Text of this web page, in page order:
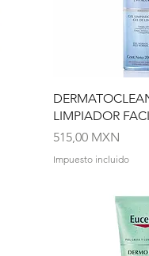
Vista
LIMPIADOR
Precio
515,00 MXN
Impuesto incluido